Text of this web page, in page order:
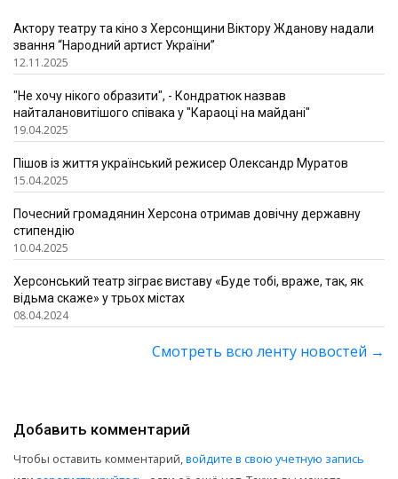
Актору театру та кіно з Херсонщини Віктору Жданову надали
звання “Народний артист України”
12.11.2025
"Не хочу нікого образити", - Кондратюк назвав
найталановитішого співака у "Караоці на майдані"
19.04.2025
Пішов із життя український режисер Олександр Муратов
15.04.2025
Почесний громадянин Херсона отримав довічну державну
стипендію
10.04.2025
Херсонський театр зіграє виставу «Буде тобі, враже, так, як
відьма скаже» у трьох містах
08.04.2024
Смотреть всю ленту новостей →
Добавить комментарий
Чтобы оставить комментарий, войдите в свою учетную запись